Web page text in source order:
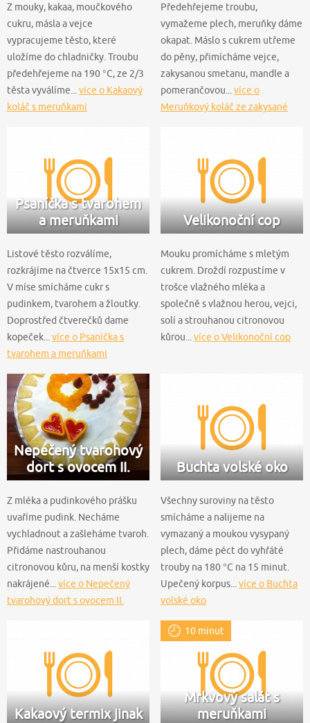
Z mouky, kakaa, moučkového
cukru, másla a vejce
vypracujeme těsto, které
uložíme do chladničky. Troubu
předehřejeme na 190 °C, ze 2/3
těsta vyválíme... více o Kakaový
koláč s meruňkami
Předehřejeme troubu,
vymažeme plech, meruňky dáme
okapat. Máslo s cukrem utřeme
do pěny, přimícháme vejce,
zakysanou smetanu, mandle a
pomerančovou... více o
Meruňkový koláč ze zakysané
Psaníčka s tvarohem
a meruňkami
Listové těsto rozválíme,
rozkrájíme na čtverce 15x15 cm.
V míse smícháme cukr s
pudinkem, tvarohem a žloutky.
Doprostřed čtverečků dame
kopeček... více o Psaníčka s
tvarohem a meruňkami
Velikonoční cop
Mouku promícháme s mletým
cukrem. Droždí rozpustíme v
trošce vlažného mléka a
společně s vlažnou herou, vejci,
solí a strouhanou citronovou
kůrou... více o Velikonoční cop
Nepečený tvarohový
dort s ovocem II.
Z mléka a pudinkového prášku
uvaříme pudink. Necháme
vychladnout a zašleháme tvaroh.
Přidáme nastrouhanou
citronovou kůru, na menší kostky
nakrájené... více o Nepečený
tvarohový dort s ovocem II.
Buchta volské oko
Všechny suroviny na těsto
smícháme a nalijeme na
vymazaný a moukou vysypaný
plech, dáme péct do vyhřáté
trouby na 180 °C na 15 minut.
Upečený korpus... více o Buchta
volské oko
Kakaový termix jinak
10 minut
Mrkvový salát s
meruňkami